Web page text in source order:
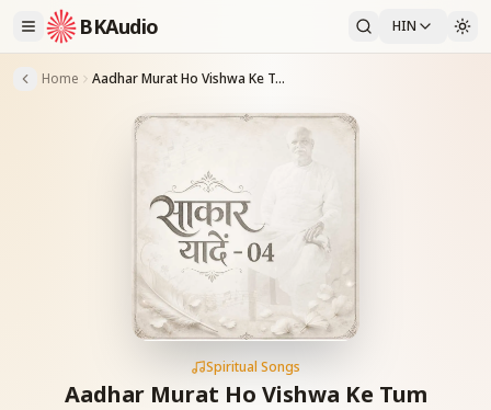
BKAudio HIN
Home Aadhar Murat Ho Vishwa Ke Tum
Spiritual Songs
Aadhar Murat Ho Vishwa Ke Tum